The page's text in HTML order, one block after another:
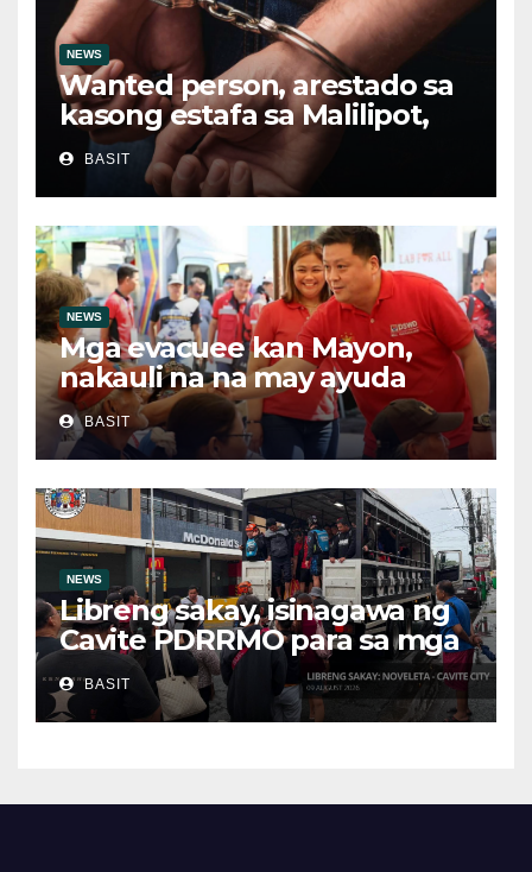
NEWS
Wanted person, arestado sa
kasong estafa sa Malilipot,
Albay
BASIT
NEWS
Mga evacuee kan Mayon,
nakauli na na may ayuda
matapos an pitong (7) bulan
na paglikas
BASIT
NEWS
Libreng sakay, isinagawa ng
Cavite PDRRMO para sa mga
stranded na commuter
BASIT